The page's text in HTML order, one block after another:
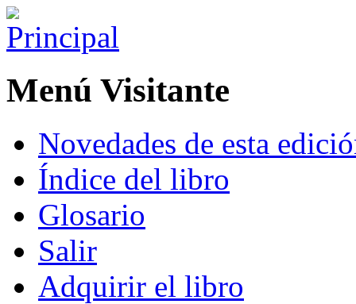
Menú Visitante
Novedades de esta
Índice del libro
Glosario
Salir
Adquirir el libro